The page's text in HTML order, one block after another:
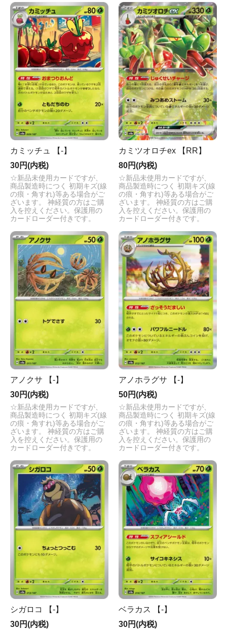
カミッチュ 【-】
30円(内税)
☆新品未使用カードですが、
商品製造時につく 初期キズ(線
の痕・角すれ)等ある場合がご
ざいます。 神経質の方はご購
入を控えください。保護用の
カードローダー付きです。
カミツオロチex 【RR】
80円(内税)
☆新品未使用カードですが、
商品製造時につく 初期キズ(線
の痕・角すれ)等ある場合がご
ざいます。 神経質の方はご購
入を控えください。保護用の
カードローダー付きです。
アノクサ 【-】
30円(内税)
☆新品未使用カードですが、
商品製造時につく 初期キズ(線
の痕・角すれ)等ある場合がご
ざいます。 神経質の方はご購
入を控えください。保護用の
カードローダー付きです。
アノホラグサ 【-】
50円(内税)
☆新品未使用カードですが、
商品製造時につく 初期キズ(線
の痕・角すれ)等ある場合がご
ざいます。 神経質の方はご購
入を控えください。保護用の
カードローダー付きです。
シガロコ 【-】
30円(内税)
ベラカス 【-】
30円(内税)